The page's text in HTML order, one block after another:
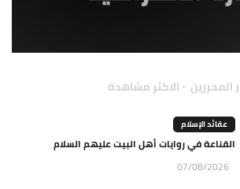
المحررين الاكثر مشاهدة
عقائد الإسلام
القناعة في روايات أهل البيت عليهم السلام
07/08/2026